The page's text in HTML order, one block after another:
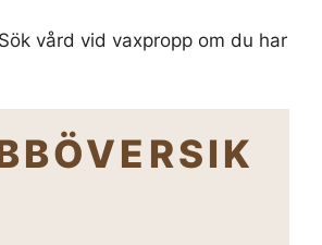
Sök vård vid vaxpropp om du har